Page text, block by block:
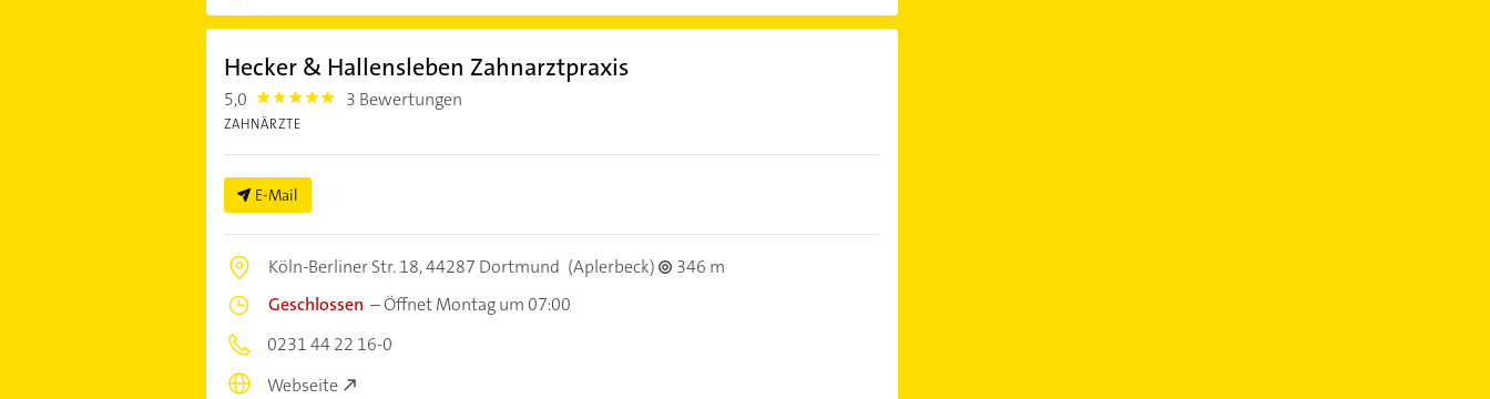
Hecker & Hallensleben Zahnarztpraxis
5,0 5.0 3 Bewertungen
ZAHNÄRZTE
E-Mail
Köln-Berliner Str. 18,44287 Dortmund (Aplerbeck)
346 m
Geschlossen –Öffnet Montag um 07:00
0231 44 22 16-0
Webseite